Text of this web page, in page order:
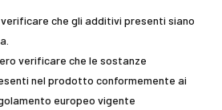
che gli additivi presenti siano
verificare che le sostanze
nel prodotto conformemente ai
europeo vigente